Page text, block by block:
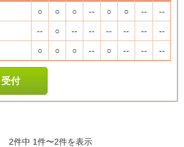
○ ○ ○ -- ○ ○ -- --
-- ○ -- -- -- -- -- --
○ ○ ○ -- ○ -- -- --
付
2件中 1件〜2件を表示